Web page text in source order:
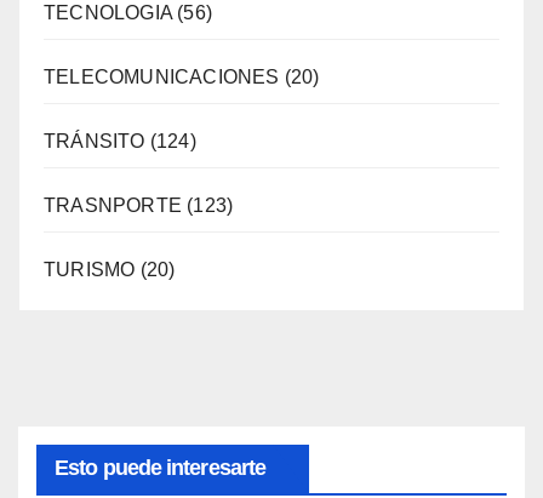
TECNOLOGIA (56)
TELECOMUNICACIONES (20)
TRÁNSITO (124)
TRASNPORTE (123)
TURISMO (20)
Esto puede interesarte